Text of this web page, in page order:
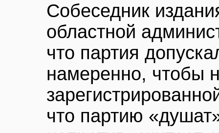
Собеседник
областной
что партия
намеренно, чтобы
что партию